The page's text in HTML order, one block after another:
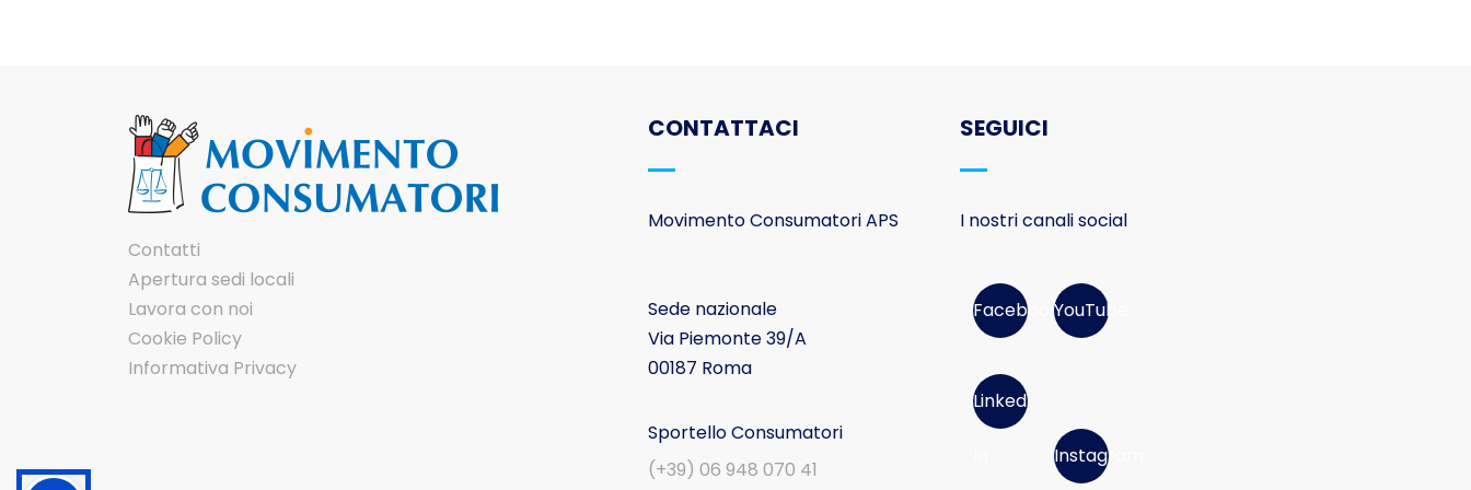
Contatti
Apertura sedi locali
Lavora con noi
Cookie Policy
Informativa Privacy
CONTATTACI
Movimento Consumatori APS
Sede nazionale
Via Piemonte 39/A
00187 Roma
Sportello Consumatori
(+39) 06 948 070 41
SEGUICI
I nostri canali social
FacebookYouTube
Linked
Instagram